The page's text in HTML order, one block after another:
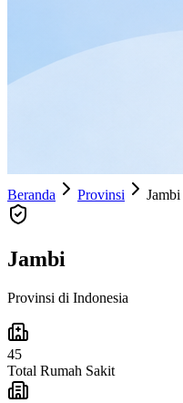
Beranda Provinsi Jambi
Jambi
Provinsi di Indonesia
45
Total Rumah Sakit